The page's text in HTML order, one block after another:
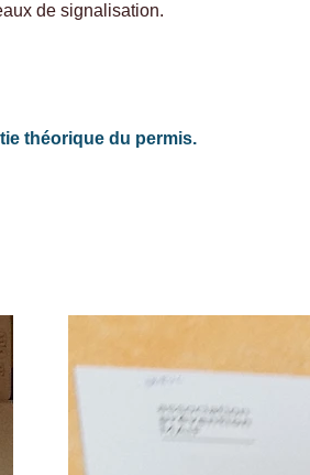
de signalisation.
théorique du permis.